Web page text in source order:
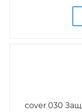
cover 030